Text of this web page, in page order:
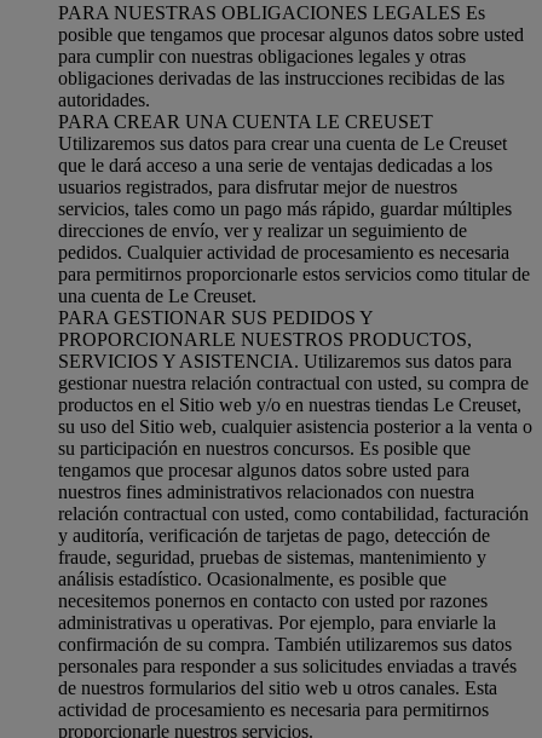
PARA NUESTRAS OBLIGACIONES LEGALES Es
posible que tengamos que procesar algunos datos sobre usted
para cumplir con nuestras obligaciones legales y otras
obligaciones derivadas de las instrucciones recibidas de las
autoridades.
PARA CREAR UNA CUENTA LE CREUSET
Utilizaremos sus datos para crear una cuenta de Le Creuset
que le dará acceso a una serie de ventajas dedicadas a los
usuarios registrados, para disfrutar mejor de nuestros
servicios, tales como un pago más rápido, guardar múltiples
direcciones de envío, ver y realizar un seguimiento de
pedidos. Cualquier actividad de procesamiento es necesaria
para permitirnos proporcionarle estos servicios como titular de
una cuenta de Le Creuset.
PARA GESTIONAR SUS PEDIDOS Y
PROPORCIONARLE NUESTROS PRODUCTOS,
SERVICIOS Y ASISTENCIA. Utilizaremos sus datos para
gestionar nuestra relación contractual con usted, su compra de
productos en el Sitio web y/o en nuestras tiendas Le Creuset,
su uso del Sitio web, cualquier asistencia posterior a la venta o
su participación en nuestros concursos. Es posible que
tengamos que procesar algunos datos sobre usted para
nuestros fines administrativos relacionados con nuestra
relación contractual con usted, como contabilidad, facturación
y auditoría, verificación de tarjetas de pago, detección de
fraude, seguridad, pruebas de sistemas, mantenimiento y
análisis estadístico. Ocasionalmente, es posible que
necesitemos ponernos en contacto con usted por razones
administrativas u operativas. Por ejemplo, para enviarle la
confirmación de su compra. También utilizaremos sus datos
personales para responder a sus solicitudes enviadas a través
de nuestros formularios del sitio web u otros canales. Esta
actividad de procesamiento es necesaria para permitirnos
proporcionarle nuestros servicios.